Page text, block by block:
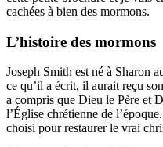
cachées à bien des mormons.
L’histoire des mormons
Joseph Smith est né à Sharon
ce qu’il a écrit, il aurait reçu
a compris que Dieu le Père et
l’Église chrétienne de
choisi pour restaurer le vrai